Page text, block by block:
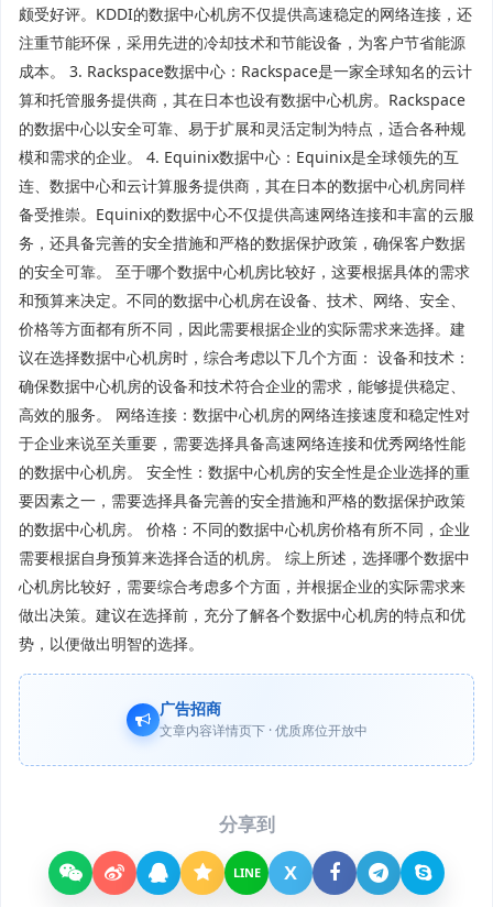
颇受好评。KDDI的数据中心机房不仅提供高速稳定的网络连接，还
注重节能环保，采用先进的冷却技术和节能设备，为客户节省能源
成本。 3. Rackspace数据中心：Rackspace是一家全球知名的云计
算和托管服务提供商，其在日本也设有数据中心机房。Rackspace
的数据中心以安全可靠、易于扩展和灵活定制为特点，适合各种规
模和需求的企业。 4. Equinix数据中心：Equinix是全球领先的互
连、数据中心和云计算服务提供商，其在日本的数据中心机房同样
备受推崇。Equinix的数据中心不仅提供高速网络连接和丰富的云服
务，还具备完善的安全措施和严格的数据保护政策，确保客户数据
的安全可靠。 至于哪个数据中心机房比较好，这要根据具体的需求
和预算来决定。不同的数据中心机房在设备、技术、网络、安全、
价格等方面都有所不同，因此需要根据企业的实际需求来选择。建
议在选择数据中心机房时，综合考虑以下几个方面： 设备和技术：
确保数据中心机房的设备和技术符合企业的需求，能够提供稳定、
高效的服务。 网络连接：数据中心机房的网络连接速度和稳定性对
于企业来说至关重要，需要选择具备高速网络连接和优秀网络性能
的数据中心机房。 安全性：数据中心机房的安全性是企业选择的重
要因素之一，需要选择具备完善的安全措施和严格的数据保护政策
的数据中心机房。 价格：不同的数据中心机房价格有所不同，企业
需要根据自身预算来选择合适的机房。 综上所述，选择哪个数据中
心机房比较好，需要综合考虑多个方面，并根据企业的实际需求来
做出决策。建议在选择前，充分了解各个数据中心机房的特点和优
势，以便做出明智的选择。
广告招商
文章内容详情页下 · 优质席位开放中
分享到
LINE X